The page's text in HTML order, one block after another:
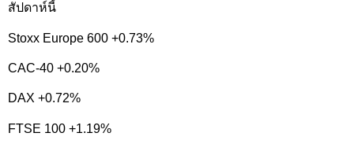
สัปดาห์นี้
Stoxx Europe 600 +0.73%
CAC-40 +0.20%
DAX +0.72%
FTSE 100 +1.19%